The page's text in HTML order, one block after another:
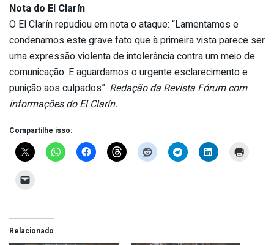
Nota do El Clarín
O El Clarín repudiou em nota o ataque: “Lamentamos e
condenamos este grave fato que à primeira vista parece ser
uma expressão violenta de intolerância contra um meio de
comunicação. E aguardamos o urgente esclarecimento e
punição aos culpados”. Redação da Revista Fórum com
informações do El Clarín.
Compartilhe isso:
Relacionado